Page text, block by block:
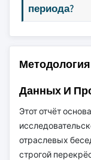
периода?
Данных И
Этот отчёт
отраслевых
строгой